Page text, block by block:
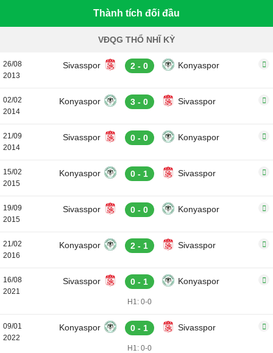
Thành tích đối đầu
VĐQG THỔ NHĨ KỲ
26/08
2013
Sivasspor 2 - 0 Konyaspor
02/02
2014
Konyaspor 3 - 0 Sivasspor
21/09
2014
Sivasspor 0 - 0 Konyaspor
15/02
2015
Konyaspor 0 - 1 Sivasspor
19/09
2015
Sivasspor 0 - 0 Konyaspor
21/02
2016
Konyaspor 2 - 1 Sivasspor
16/08
2021
Sivasspor 0 - 1 Konyaspor
H1: 0-0
09/01
2022
Konyaspor 0 - 1 Sivasspor
H1: 0-0